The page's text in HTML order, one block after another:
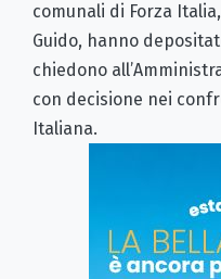
comunali di Forza
Guido, hanno
chiedono
con decisione nei
Italiana.